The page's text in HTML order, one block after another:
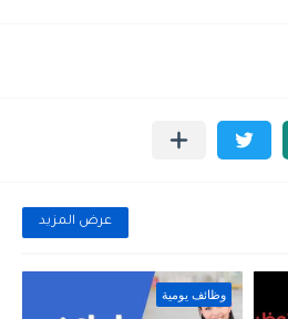
عرض المزيد
وظائف يومية